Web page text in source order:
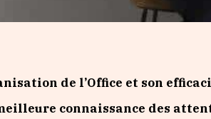
de l’Office et son
connaissance des